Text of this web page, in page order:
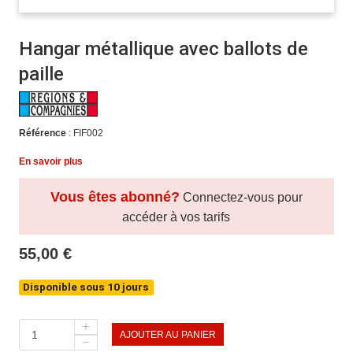
Hangar métallique avec ballots de
paille
Référence: FIF002
En savoir plus
55,00 €
Disponible sous 10 jours
Vous êtes abonné? Connectez-vous pour
accéder à vos tarifs
AJOUTER AU PANIER